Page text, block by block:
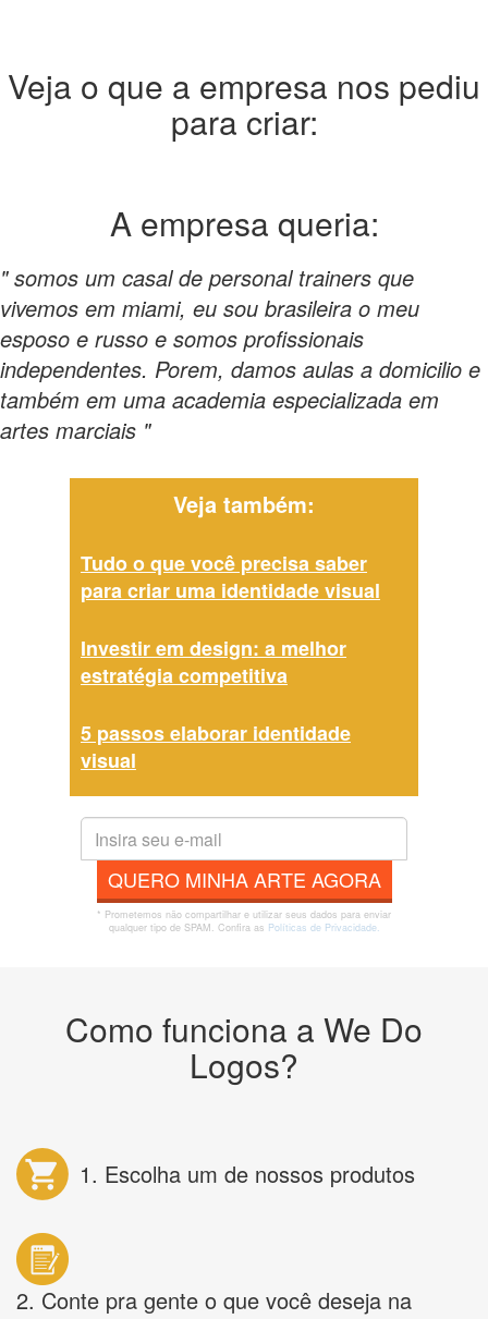
Veja o que a empresa nos pediu
para criar:
A empresa queria:
" somos um casal de personal trainers que
vivemos em miami, eu sou brasileira o meu
esposo e russo e somos profissionais
independentes. Porem, damos aulas a domicilio e
também em uma academia especializada em
artes marciais "
Veja também:
Tudo o que você precisa saber
para criar uma identidade visual
Investir em design: a melhor
estratégia competitiva
5 passos elaborar identidade
visual
QUERO MINHA ARTE AGORA
* Prometemos não compartilhar e utilizar seus dados para enviar
qualquer tipo de SPAM. Confira as Políticas de Privacidade.
Como funciona a We Do
Logos?
1. Escolha um de nossos produtos
2. Conte pra gente o que você deseja na